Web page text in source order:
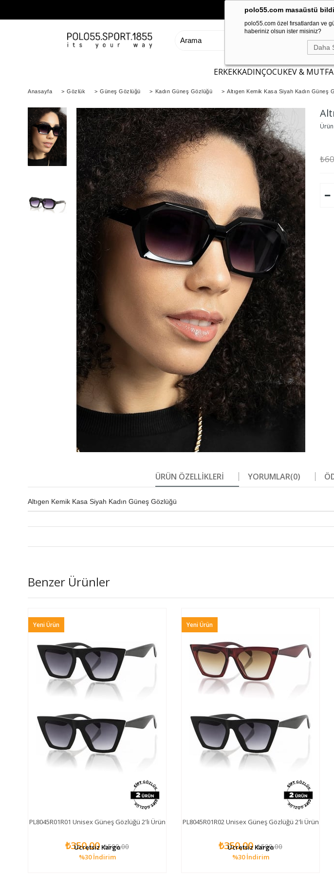
polo55.com masaüstü
polo55.com özel fırsatlardan ve
haberiniz olsun ister misiniz?
Daha
ERKEKKADINÇOCUKEV &
Anasayfa > Gözlük > Güneş Gözlüğü > Kadın Güneş Gözlüğü > Altıgen Kemik Kasa Siyah Kadın Güneş
ÜRÜN ÖZELLIKLERI YORUMLAR(0)
Altıgen Kemik Kasa Siyah Kadın Güneş Gözlüğü
Benzer Ürünler
PL8045R01R01 Unisex Güneş Gözlüğü 2'li Ürün
₺350,00 ₺500,00
%30 İndirim
Ücretsiz Kargo
Yeni Ürün
PL8045R01R02 Unisex Güneş Gözlüğü 2'li Ürün
₺350,00 ₺500,00
%30 İndirim
Ücretsiz Kargo
Yeni Ürün